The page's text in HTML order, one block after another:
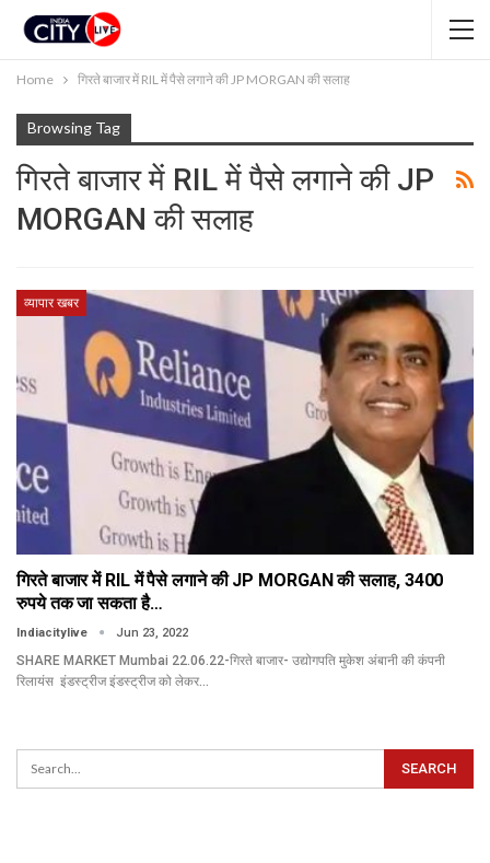
Home गिरते बाजार में RIL में पैसे लगाने की JP MORGAN की सलाह
Browsing Tag
गिरते बाजार में RIL में पैसे लगाने की JP
MORGAN की सलाह
व्यापार खबर
गिरते बाजार में RIL में पैसे लगाने की JP MORGAN की सलाह, 3400
रुपये तक जा सकता है…
Indiacitylive Jun 23, 2022
SHARE MARKET Mumbai 22.06.22-गिरते बाजार- उद्योगपति मुकेश अंबानी की कंपनी
रिलायंस इंडस्ट्रीज इंडस्ट्रीज को लेकर…